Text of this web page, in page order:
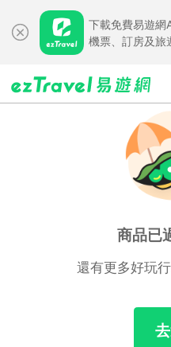
下載免費易遊網
機票、訂房及旅
商品已
還有更多好玩